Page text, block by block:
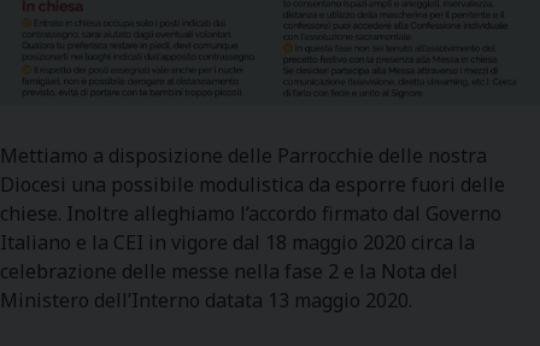
Mettiamo a disposizione delle Parrocchie delle nostra
Diocesi una possibile modulistica da esporre fuori delle
chiese. Inoltre alleghiamo l’accordo firmato dal Governo
Italiano e la CEI in vigore dal 18 maggio 2020 circa la
celebrazione delle messe nella fase 2 e la Nota del
Ministero dell’Interno datata 13 maggio 2020.